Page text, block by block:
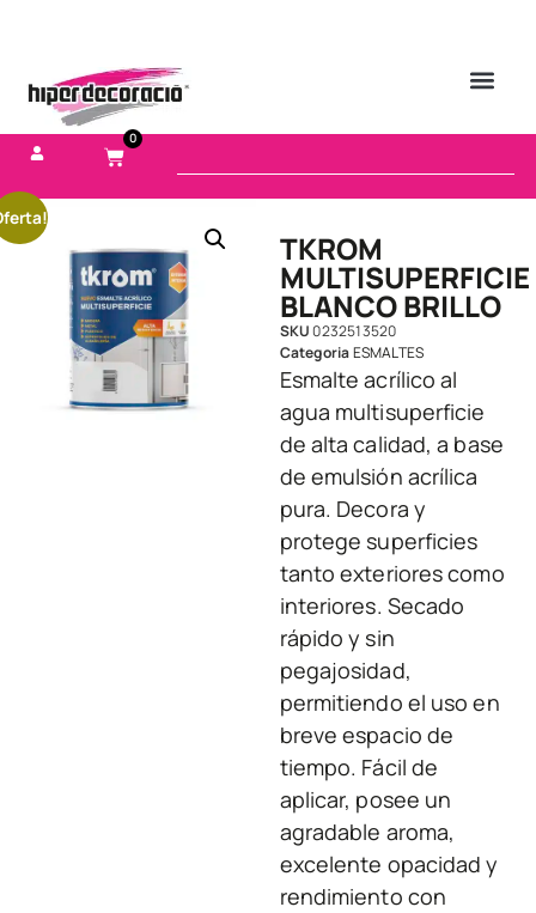
0
TKROM
MULTISUPERFICIE
BLANCO BRILLO
SKU0232513520
CategoriaESMALTES
Esmalte acrílico al
agua multisuperficie
de alta calidad, a base
de emulsión acrílica
pura. Decora y
protege superficies
tanto exteriores como
interiores. Secado
rápido y sin
pegajosidad,
permitiendo el uso en
breve espacio de
tiempo. Fácil de
aplicar, posee un
agradable aroma,
excelente opacidad y
rendimiento con